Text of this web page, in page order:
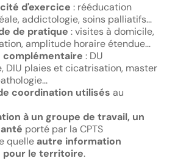
d'exercice : rééducation
addictologie, soins palliatifs...
de pratique : visites à domicile,
amplitude horaire étendue...
complémentaire : DU
DIU plaies et cicatrisation, master
coordination utilisés au
à un groupe de travail, un
porté par la CPTS
quelle autre information
le territoire.